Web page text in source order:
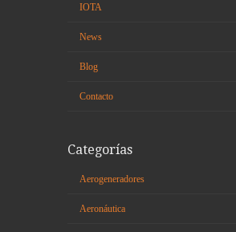
IOTA
News
Blog
Contacto
Categorías
Aerogeneradores
Aeronáutica